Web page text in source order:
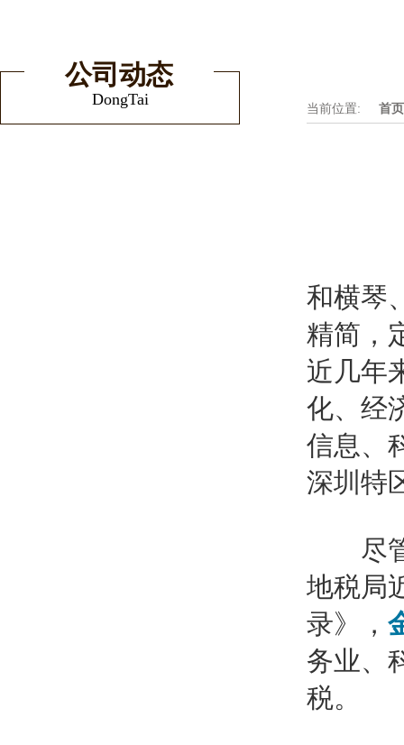
公司动态
DongTai
当前位置: 首页
和横琴
精简，
近几年
化、经
信息、
深圳特
尽管
地税局
录》，
务业、
税。